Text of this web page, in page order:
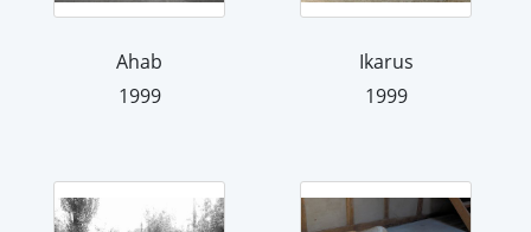
Ahab
1999
Ikarus
1999